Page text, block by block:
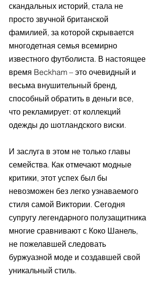
скандальных историй, стала не
просто звучной британской
фамилией, за которой скрывается
многодетная семья всемирно
известного футболиста. В настоящее
время Beckham – это очевидный и
весьма внушительный бренд,
способный обратить в деньги все,
что рекламирует: от коллекций
одежды до шотландского виски.
И заслуга в этом не только главы
семейства. Как отмечают модные
критики, этот успех был бы
невозможен без легко узнаваемого
стиля самой Виктории. Сегодня
супругу легендарного полузащитника
многие сравнивают с Коко Шанель,
не пожелавшей следовать
буржуазной моде и создавшей свой
уникальный стиль.